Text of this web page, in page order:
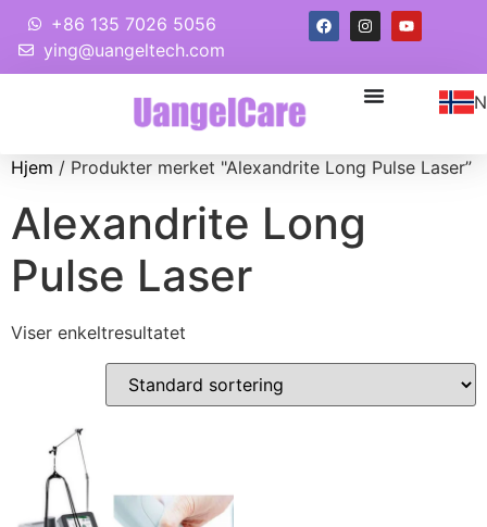
+86 135 7026 5056
ying@uangeltech.com
Hjem / Produkter merket "Alexandrite Long Pulse Laser”
Alexandrite Long
Pulse Laser
Viser enkeltresultatet